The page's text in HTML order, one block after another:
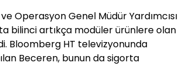
Operasyon Genel Müdür Yardımcısı
bilinci artıkça modüler ürünlere olan
Bloomberg HT televizyonunda
Beceren, bunun da sigorta